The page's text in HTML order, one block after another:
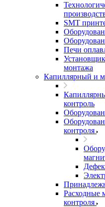
SMT
Печи
монтажа
Капиллярный и
контроль
контроля
Расходные
контроля